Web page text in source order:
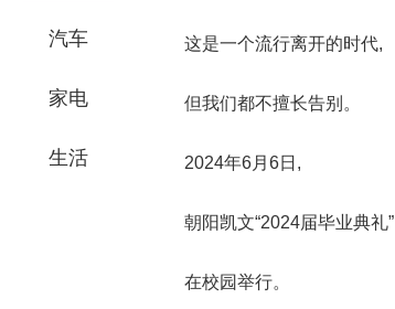
汽车
家电
生活
这是一个流行离开的时代,
但我们都不擅长告别。
2024年6月6日,
朝阳凯文“2024届毕业典礼”
在校园举行。